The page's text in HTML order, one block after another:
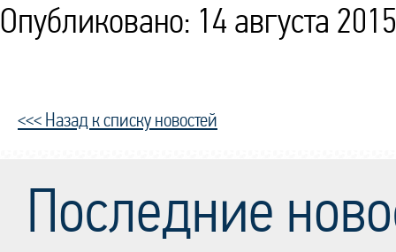
Опубликовано: 14 августа
<<< Назад к списку новостей
Последние